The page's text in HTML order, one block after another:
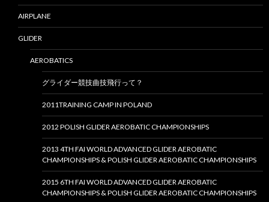
AIRPLANE
GLIDER
AEROBATICS
グライダー競技曲技飛行って？
2011TRAINING CAMP IN POLAND
2012 POLISH GLIDER AEROBATIC CHAMPIONSHIPS
2013 4TH FAI WORLD ADVANCED GLIDER AEROBATIC
CHAMPIONSHIPS & POLISH GLIDER AEROBATIC CHAMPIONSHIPS
2015 6TH FAI WORLD ADVANCED GLIDER AEROBATIC
CHAMPIONSHIPS & POLISH GLIDER AEROBATIC CHAMPIONSHIPS